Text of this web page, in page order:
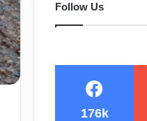
Follow Us
176k